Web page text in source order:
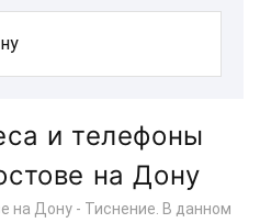
и телефоны
на Дону
на Дону - Тиснение. В данном